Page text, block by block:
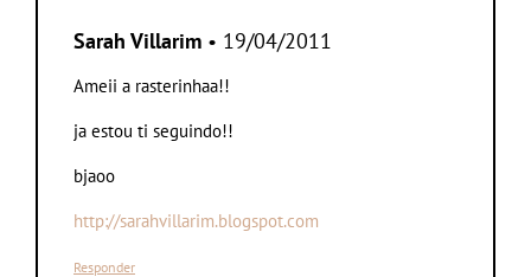
Sarah Villarim • 19/04/2011
Ameii a rasterinhaa!!
ja estou ti seguindo!!
bjaoo
http://sarahvillarim.blogspot.com
Responder